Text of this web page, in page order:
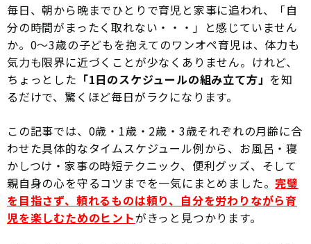
毎日、朝から晩までひとりで育児と家事に追われ、「自
分の時間がまったく取れない・・・」と感じていません
か。0〜3歳の子どもを抱えてのワンオペ育児は、体力も
気力も限界に近づくことが少なくありません。けれど、
ちょっとした 「1日のスケジュールの組み立て方」 を知
るだけで、驚くほど毎日がラクになります。
この記事では、0歳・1歳・2歳・3歳それぞれの月齢に合
わせた具体的なタイムスケジュール例から、お風呂・寝
かしつけ・家事の時短テクニック、便利グッズ、そして
親自身の心を守るコツまでを一気にまとめました。完璧
を目指さず、頼れるものは頼り、自分を労わりながら育
児を楽しむためのヒントがきっと見つかります。